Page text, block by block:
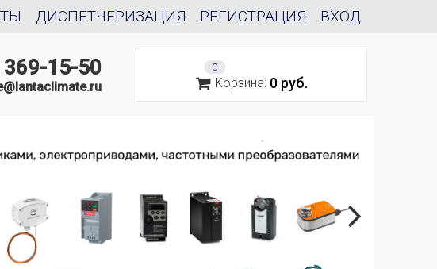
ВХОД
РЕГИСТРАЦИЯ
ДИСПЕТЧЕРИЗАЦИЯ
15-50 0
Корзина: 0 руб.